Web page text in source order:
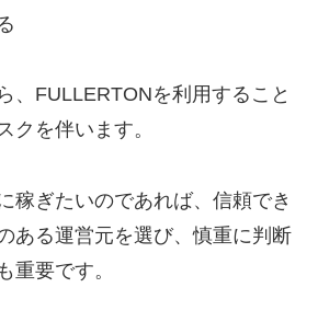
、FULLERTONを利用すること
クを伴います。
稼ぎたいのであれば、信頼でき
ある運営元を選び、慎重に判断
重要です。